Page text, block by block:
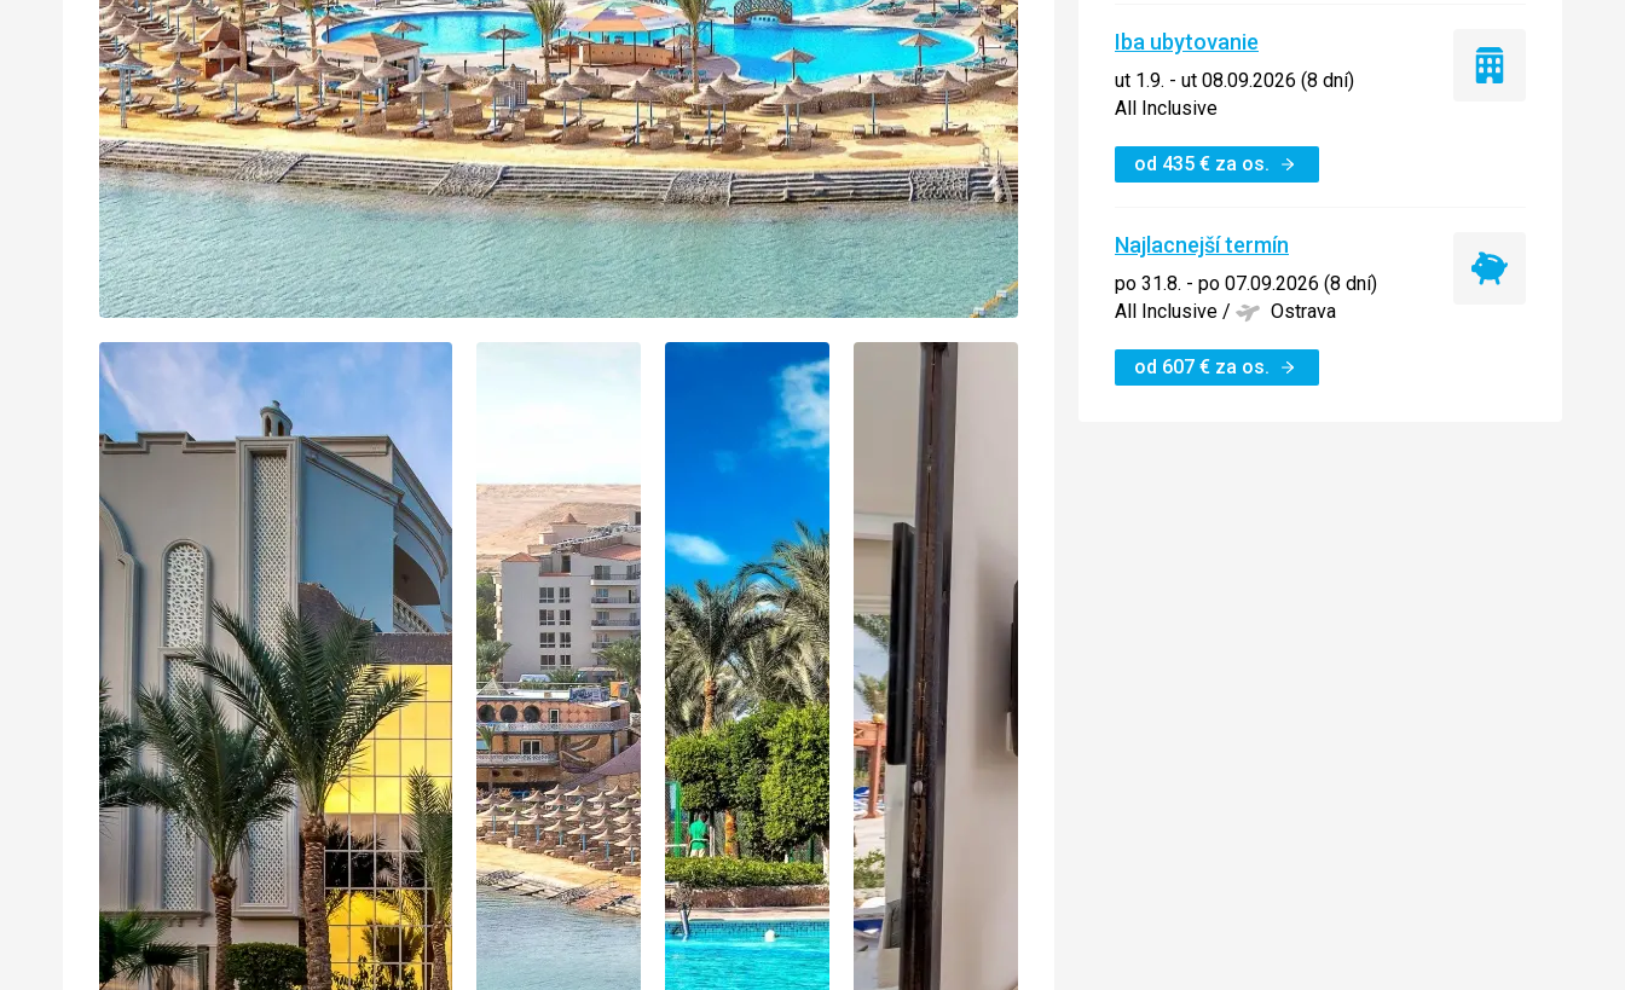
Iba ubytovanie
ut 1.9. - ut 08.09.2026 (8 dní)
All Inclusive
od 435 € za os.
Iba
Najlacnejší termín
po 31.8. - po 07.09.2026 (8 dní)
All Inclusive / Ostrava
od 607 € za os.
Najlacnejší